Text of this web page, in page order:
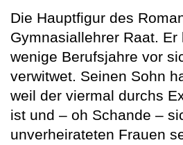
Die Hauptfigur des
Gymnasiallehrer Raat. Er
wenige Berufsjahre vor
verwitwet. Seinen Sohn
weil der viermal durchs
ist und – oh Schande –
unverheirateten Frauen